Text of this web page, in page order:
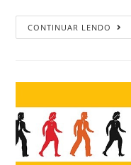
CONTINUAR LENDO